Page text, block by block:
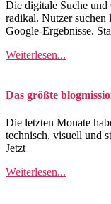
Die digitale Suche
radikal. Nutzer suchen
Google-Ergebnisse.
Weiterlesen...
Das größte
Die letzten Monate
technisch, visuell und
Jetzt
Weiterlesen...